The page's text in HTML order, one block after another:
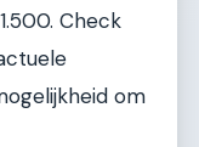
Check
om